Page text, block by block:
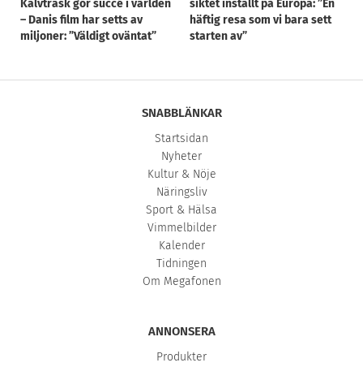
Kalvträsk gör succé i världen
– Danis film har setts av
miljoner: ”Väldigt oväntat”
siktet inställt på Europa: ”En
häftig resa som vi bara sett
starten av”
SNABBLÄNKAR
Startsidan
Nyheter
Kultur & Nöje
Näringsliv
Sport & Hälsa
Vimmelbilder
Kalender
Tidningen
Om Megafonen
ANNONSERA
Produkter